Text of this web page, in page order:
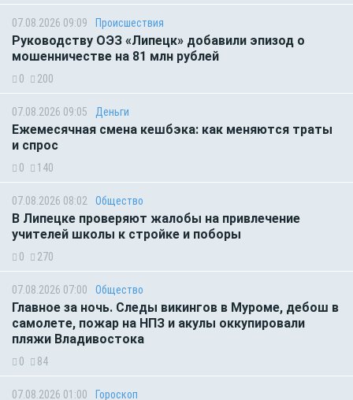
07.08.2026 09:09 Происшествия
Руководству ОЭЗ «Липецк» добавили эпизод о
мошенничестве на 81 млн рублей
0 200
07.08.2026 09:05 Деньги
Ежемесячная смена кешбэка: как меняются траты
и спрос
0 140
07.08.2026 08:02 Общество
В Липецке проверяют жалобы на привлечение
учителей школы к стройке и поборы
0 270
07.08.2026 07:00 Общество
Главное за ночь. Следы викингов в Муроме, дебош в
самолете, пожар на НПЗ и акулы оккупировали
пляжи Владивостока
0 84
07.08.2026 01:00 Гороскоп